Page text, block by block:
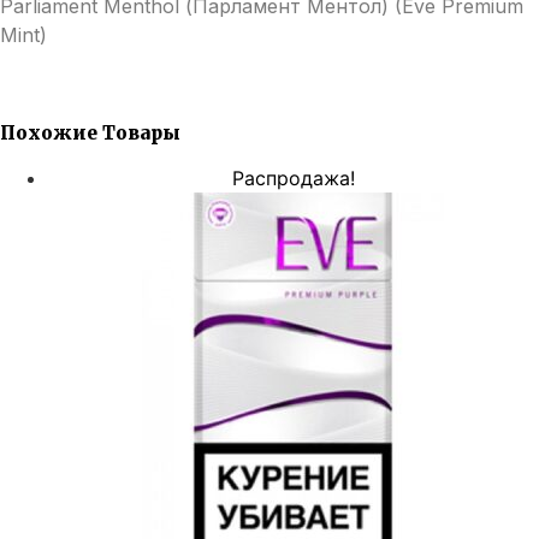
Menthol)
(EVE
Parliament Menthol (Парламент Ментол) (Eve Premium
Mint)
Похожие Товары
Распродажа!